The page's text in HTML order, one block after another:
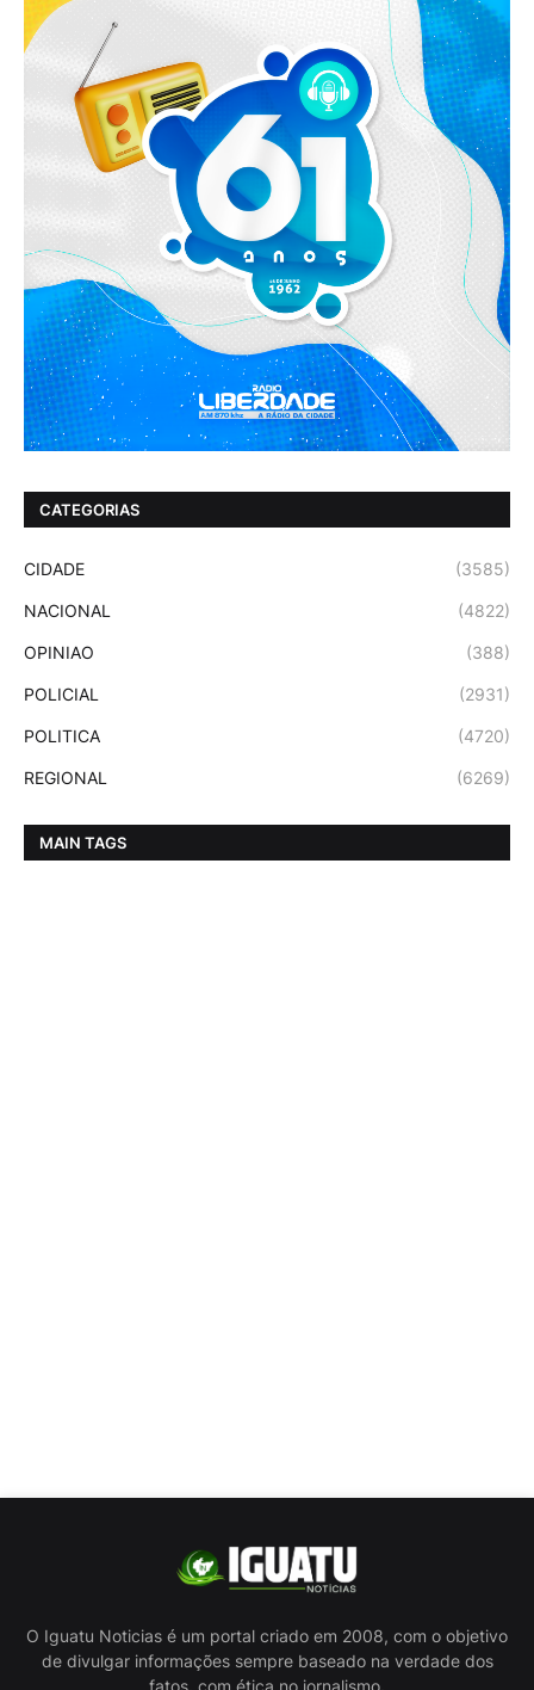
CATEGORIAS
CIDADE (3585)
NACIONAL (4822)
OPINIAO (388)
POLICIAL (2931)
POLITICA (4720)
REGIONAL (6269)
MAIN TAGS
O Iguatu Noticias é um portal criado em 2008, com o objetivo
de divulgar informações sempre baseado na verdade dos